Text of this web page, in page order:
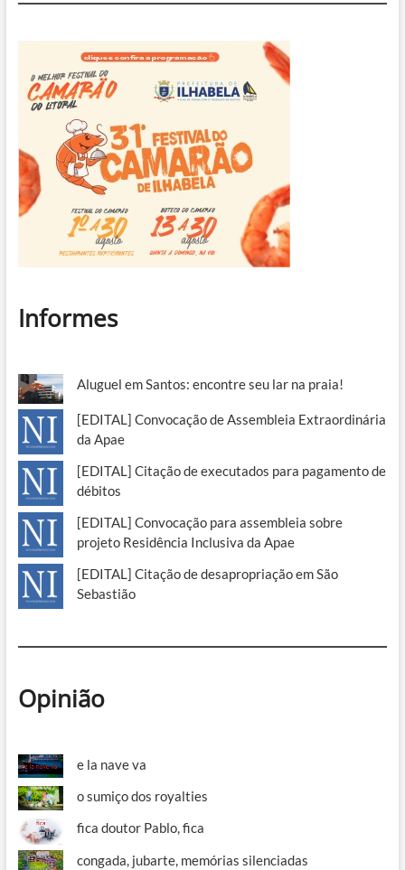
Informes
Aluguel em Santos: encontre seu lar na praia!
[EDITAL] Convocação de Assembleia Extraordinária
da Apae
[EDITAL] Citação de executados para pagamento de
débitos
[EDITAL] Convocação para assembleia sobre
projeto Residência Inclusiva da Apae
[EDITAL] Citação de desapropriação em São
Sebastião
Opinião
e la nave va
o sumiço dos royalties
fica doutor Pablo, fica
congada, jubarte, memórias silenciadas